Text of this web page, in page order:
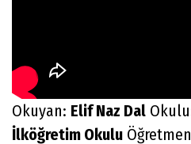
Okuyan: Elif Naz Dal
İlköğretim Okulu